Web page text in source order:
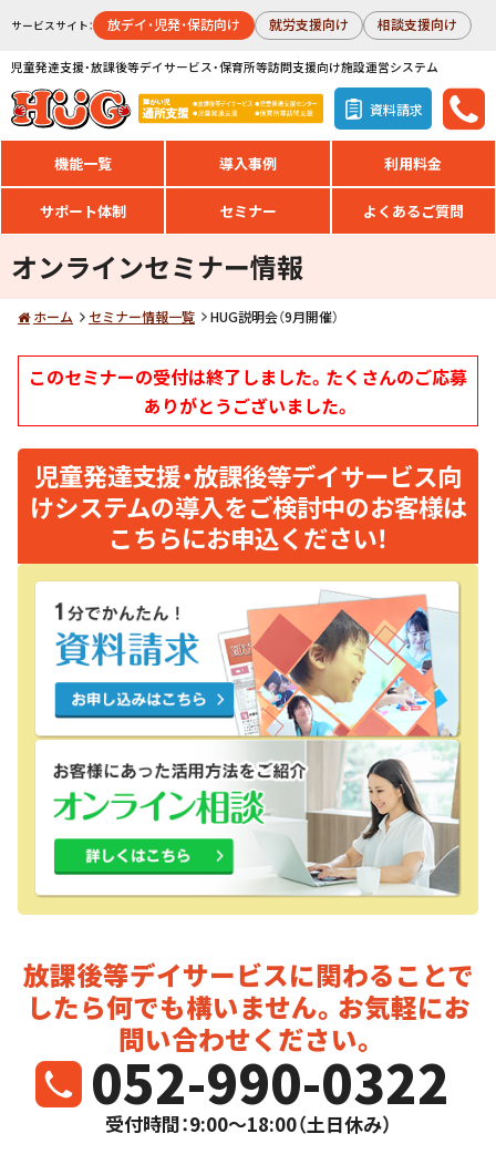
サービスサイト： 放デイ・児発・保訪向け 就労支援向け 相談支援向け
児童発達支援・放課後等デイサービス・保育所等訪問支援向け施設運営システム
資料請求
機能一覧 導入事例 利用料金
サポート体制 セミナー よくあるご質問
オンラインセミナー情報
ホーム セミナー情報一覧 HUG説明会（9月開催）
このセミナーの受付は終了しました。たくさんのご応募
ありがとうございました。
児童発達支援・放課後等デイサービス向
けシステムの導入をご検討中のお客様は
こちらにお申込ください！
放課後等デイサービスに関わることで
したら何でも構いません。お気軽にお
問い合わせください。
052-990-0322
受付時間：9:00～18:00（土日休み）